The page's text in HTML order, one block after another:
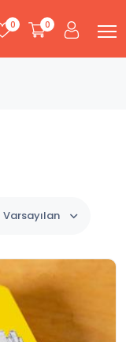
0 0
Varsayılan